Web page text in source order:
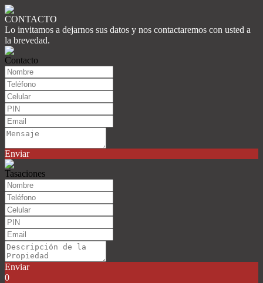
CONTACTO
Lo invitamos a dejarnos sus datos y nos contactaremos con usted a
la brevedad.
Contacto
Enviar
Tasaciones
Enviar
0